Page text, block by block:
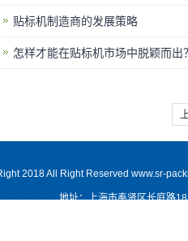
贴标机制造商的发展策略
怎样才能在贴标机市场中脱颖而出？
2018 All Right Reserved www.sr-
地址：上海市奉贤区长庭路